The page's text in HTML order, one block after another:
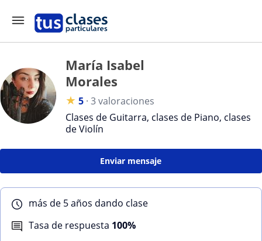
María Isabel
Morales
★ 5 · 3 valoraciones
Clases de Guitarra, clases de Piano, clases
de Violín
Enviar mensaje
más de 5 años dando clase
Tasa de respuesta 100%